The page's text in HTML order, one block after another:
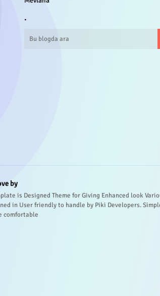
.
by
is Designed Theme for Giving Enhanced look
in User friendly to handle by Piki Developers.
comfortable